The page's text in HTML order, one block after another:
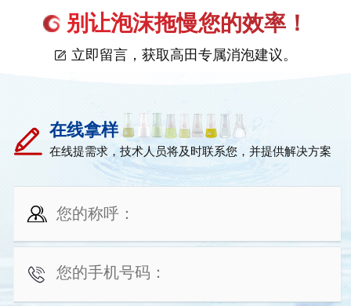
别让泡沫拖慢您的效率！
立即留言，获取高田专属消泡建议。
在线拿样
在线提需求，技术人员将及时联系您，并提供解决方案